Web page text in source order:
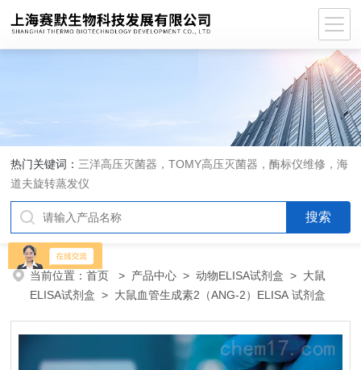
热门关键词： 三洋高压灭菌器，TOMY高压灭菌器，酶标仪维修，海
道夫旋转蒸发仪
当前位置：首页 > 产品中心 >动物ELISA试剂盒 > 大鼠
ELISA试剂盒 > 大鼠血管生成素2（ANG-2）ELISA 试剂盒